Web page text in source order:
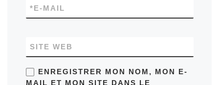
E-MAIL
*
SITE WEB
ENREGISTRER MON NOM, MON E-
MAIL ET MON SITE DANS LE